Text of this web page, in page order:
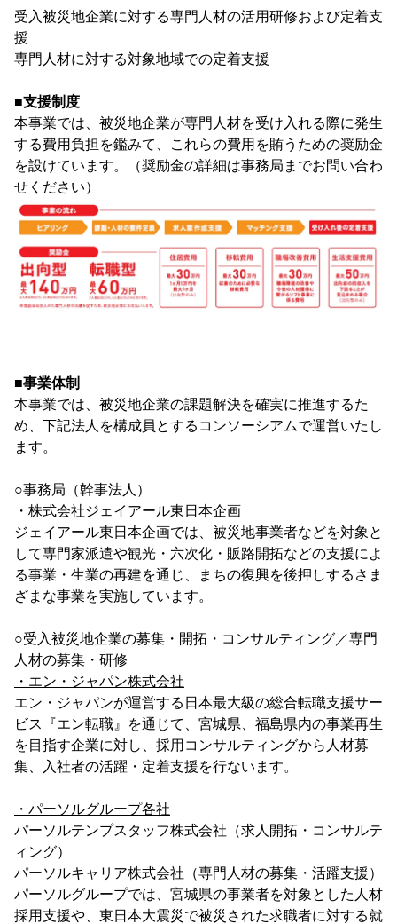
受入被災地企業に対する専門人材の活用研修および定着支
援
専門人材に対する対象地域での定着支援
■支援制度
本事業では、被災地企業が専門人材を受け入れる際に発生
する費用負担を鑑みて、これらの費用を賄うための奨励金
を設けています。（奨励金の詳細は事務局までお問い合わ
せください）
■事業体制
本事業では、被災地企業の課題解決を確実に推進するた
め、下記法人を構成員とするコンソーシアムで運営いたし
ます。
○事務局（幹事法人）
・株式会社ジェイアール東日本企画
ジェイアール東日本企画では、被災地事業者などを対象と
して専門家派遣や観光・六次化・販路開拓などの支援によ
る事業・生業の再建を通じ、まちの復興を後押しするさま
ざまな事業を実施しています。
○受入被災地企業の募集・開拓・コンサルティング／専門
人材の募集・研修
・エン・ジャパン株式会社
エン・ジャパンが運営する日本最大級の総合転職支援サー
ビス『エン転職』を通じて、宮城県、福島県内の事業再生
を目指す企業に対し、採用コンサルティングから人材募
集、入社者の活躍・定着支援を行ないます。
・パーソルグループ各社
パーソルテンプスタッフ株式会社（求人開拓・コンサルテ
ィング）
パーソルキャリア株式会社（専門人材の募集・活躍支援）
パーソルグループでは、宮城県の事業者を対象とした人材
採用支援や、東日本大震災で被災された求職者に対する就